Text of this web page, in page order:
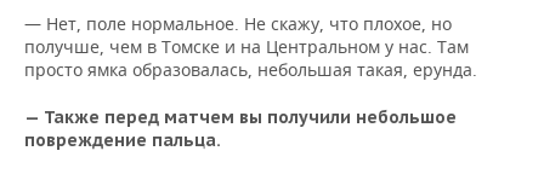
— Нет, поле нормальное. Не скажу, что плохое, но
получше, чем в Томске и на Центральном у нас. Там
просто ямка образовалась, небольшая такая, ерунда.
— Также перед матчем вы получили небольшое
повреждение пальца.